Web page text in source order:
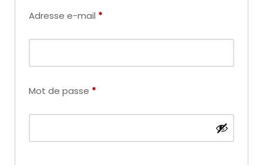
Adresse e-mail *
Mot de passe *